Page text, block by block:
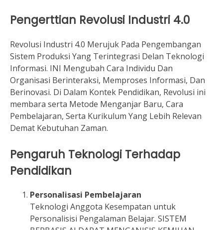
Pengerttian Revolusi Industri 4.0
Revolusi Industri 4.0 Merujuk Pada Pengembangan
Sistem Produksi Yang Terintegrasi Delan Teknologi
Informasi. INI Mengubah Cara Individu Dan
Organisasi Berinteraksi, Memproses Informasi, Dan
Berinovasi. Di Dalam Kontek Pendidikan, Revolusi ini
membara serta Metode Menganjar Baru, Cara
Pembelajaran, Serta Kurikulum Yang Lebih Relevan
Demat Kebutuhan Zaman.
Pengaruh Teknologi Terhadap
Pendidikan
Personalisasi Pembelajaran
Teknologi Anggota Kesempatan untuk
Personalisisi Pengalaman Belajar. SISTEM